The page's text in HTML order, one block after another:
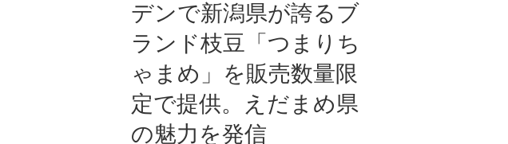
デンで新潟県が誇るブ
ランド枝豆「つまりち
ゃまめ」を販売数量限
定で提供。えだまめ県
の魅力を発信